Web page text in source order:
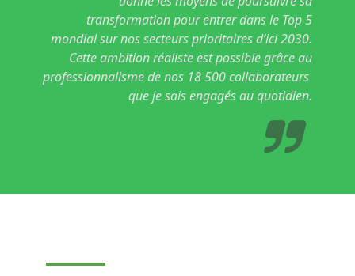
transformation pour entrer dans le Top 5
mondial sur nos secteurs prioritaires d’ici 2030.
Cette ambition réaliste est possible grâce au
professionnalisme de nos 18 500 collaborateurs
que je sais engagés au quotidien.